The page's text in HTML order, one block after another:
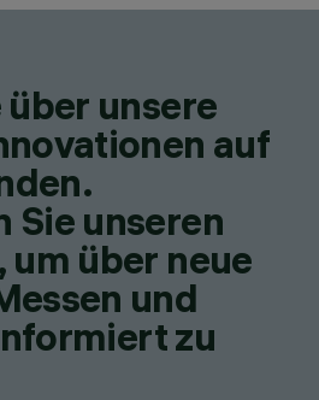
über unsere
auf
Sie unseren
um über neue
und
zu